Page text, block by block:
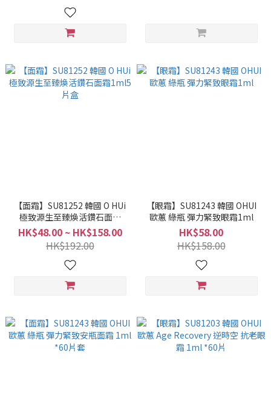
【面霜】SU81252 韓國 O HUi
極致源生至臻煥活鑽石面霜
1ml5片盒
HK$48.00 ~ HK$158.00
HK$192.00
【眼霜】SU81243 韓國 OHUI
歐蕙 綠瓶 彈力緊致眼霜1ml
HK$58.00
HK$158.00